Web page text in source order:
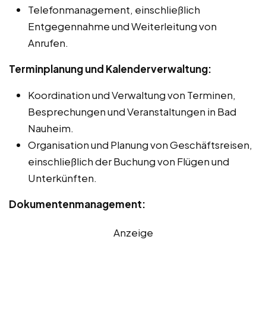
Telefonmanagement, einschließlich
Entgegennahme und Weiterleitung von
Anrufen.
Terminplanung und Kalenderverwaltung:
Koordination und Verwaltung von Terminen,
Besprechungen und Veranstaltungen in Bad
Nauheim.
Organisation und Planung von Geschäftsreisen,
einschließlich der Buchung von Flügen und
Unterkünften.
Dokumentenmanagement:
Anzeige